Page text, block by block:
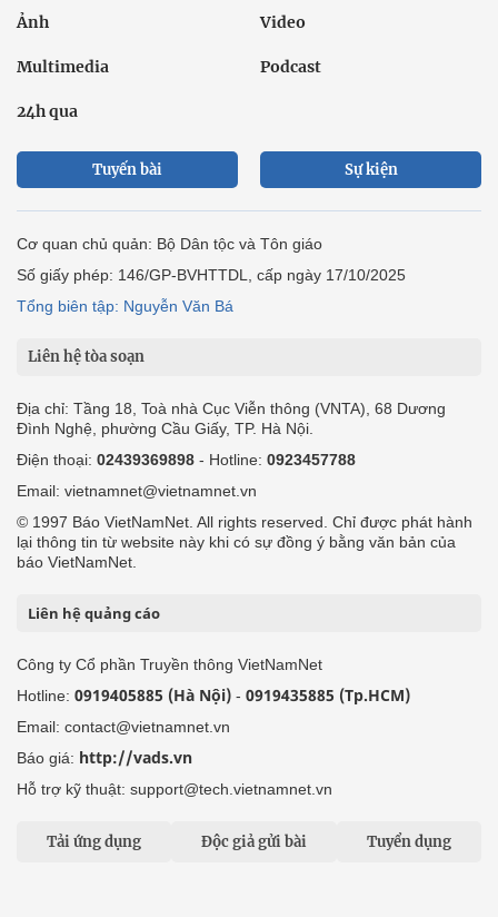
Ảnh Video
Multimedia Podcast
24h qua
Tuyến bài Sự kiện
Cơ quan chủ quản: Bộ Dân tộc và Tôn giáo
Số giấy phép: 146/GP-BVHTTDL, cấp ngày 17/10/2025
Tổng biên tập: Nguyễn Văn Bá
Liên hệ tòa soạn
Địa chỉ: Tầng 18, Toà nhà Cục Viễn thông (VNTA), 68 Dương
Đình Nghệ, phường Cầu Giấy, TP. Hà Nội.
Điện thoại: 02439369898 - Hotline: 0923457788
Email: vietnamnet@vietnamnet.vn
© 1997 Báo VietNamNet. All rights reserved. Chỉ được phát hành
lại thông tin từ website này khi có sự đồng ý bằng văn bản của
báo VietNamNet.
Liên hệ quảng cáo
Công ty Cổ phần Truyền thông VietNamNet
Hotline: 0919405885 (Hà Nội) - 0919435885 (Tp.HCM)
Email: contact@vietnamnet.vn
Báo giá: http://vads.vn
Hỗ trợ kỹ thuật: support@tech.vietnamnet.vn
Tải ứng dụng Độc giả gửi bài Tuyển dụng